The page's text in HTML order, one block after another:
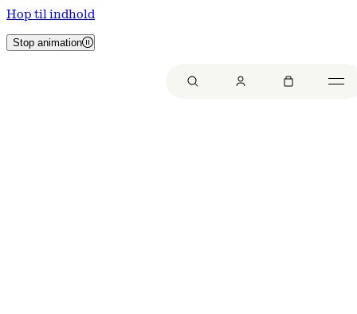
Hop til indhold
Stop animation